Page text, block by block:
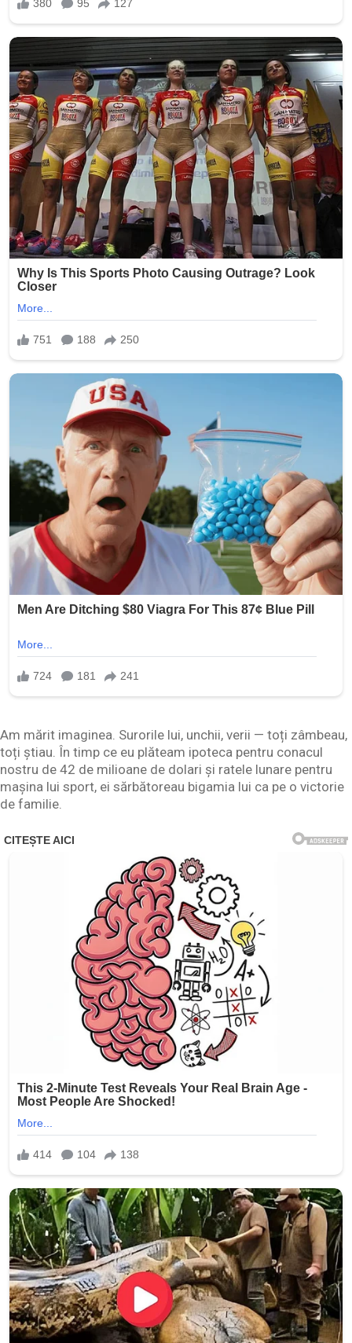
Am mărit imaginea. Surorile lui, unchii, verii — toți zâmbeau,
toți știau. În timp ce eu plăteam ipoteca pentru conacul
nostru de 42 de milioane de dolari și ratele lunare pentru
mașina lui sport, ei sărbătoreau bigamia lui ca pe o victorie
de familie.